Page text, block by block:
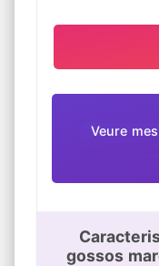
Veure
gossos